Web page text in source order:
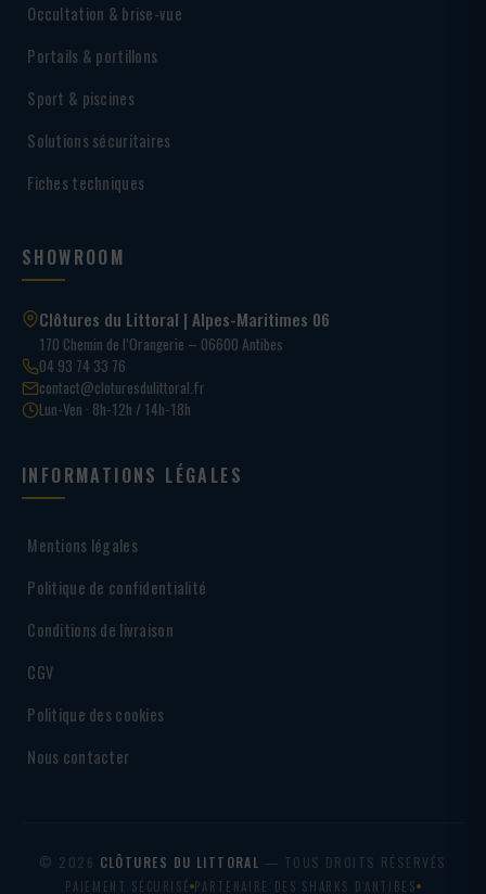
Occultation & brise-vue
Portails & portillons
Sport & piscines
Solutions sécuritaires
Fiches techniques
SHOWROOM
Clôtures du Littoral | Alpes-Maritimes 06
170 Chemin de l’Orangerie – 06600 Antibes
04 93 74 33 76
contact@cloturesdulittoral.fr
Lun-Ven · 8h-12h / 14h-18h
INFORMATIONS LÉGALES
Mentions légales
Politique de confidentialité
Conditions de livraison
CGV
Politique des cookies
Nous contacter
© 2026 CLÔTURES DU LITTORAL — TOUS DROITS RÉSERVÉS
PAIEMENT SÉCURISÉ PARTENAIRE DES SHARKS D'ANTIBES